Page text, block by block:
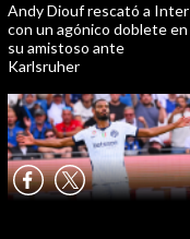
Andy Diouf rescató a Inter
con un agónico doblete en
su amistoso ante
Karlsruher